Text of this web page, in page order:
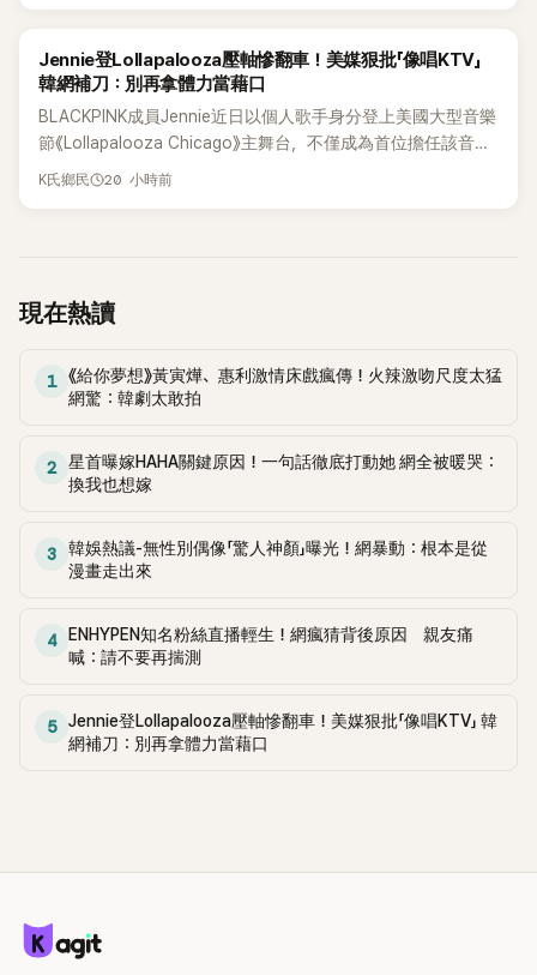
K-POP
Jennie登Lollapalooza壓軸慘翻車！美媒狠批「像唱KTV」
韓網補刀：別再拿體力當藉口
BLACKPINK成員Jennie近日以個人歌手身分登上美國大型音樂
節《Lollapalooza Chicago》主舞台，不僅成為首位擔任該音樂
節Headliner（壓軸主秀）的K-POP女SOLO歌手，寫下全新紀
K氏鄉民 20 小時前
現在熱讀
1
《給你夢想》黃寅燁、惠利激情床戲瘋傳！火辣激吻尺度太猛
網驚：韓劇太敢拍
2
星首曝嫁HAHA關鍵原因！一句話徹底打動她 網全被暖哭：
換我也想嫁
3
韓娛熱議-無性別偶像「驚人神顏」曝光！網暴動：根本是從
漫畫走出來
4
ENHYPEN知名粉絲直播輕生！網瘋猜背後原因 親友痛
喊：請不要再揣測
5
Jennie登Lollapalooza壓軸慘翻車！美媒狠批「像唱KTV」 韓
網補刀：別再拿體力當藉口